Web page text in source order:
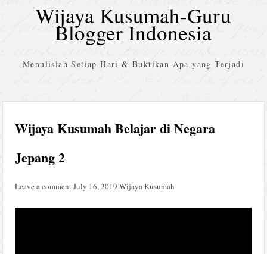
Wijaya Kusumah-Guru
Blogger Indonesia
Menulislah Setiap Hari & Buktikan Apa yang Terjadi
Wijaya Kusumah Belajar di Negara
Jepang 2
Leave a comment July 16, 2019 Wijaya Kusumah